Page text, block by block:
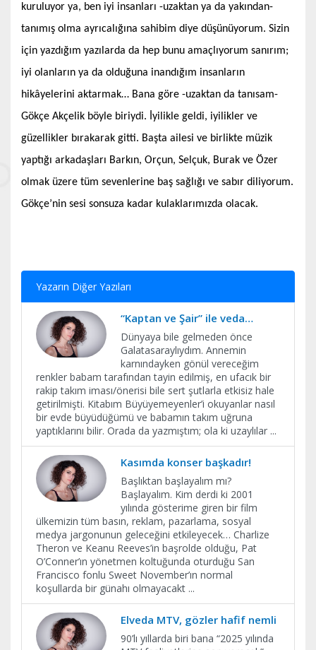
kuruluyor ya, ben iyi insanları -uzaktan ya da yakından-
tanımış olma ayrıcalığına sahibim diye düşünüyorum. Sizin
için yazdığım yazılarda da hep bunu amaçlıyorum sanırım;
iyi olanların ya da olduğuna inandığım insanların
hikâyelerini aktarmak… Bana göre -uzaktan da tanısam-
Gökçe Akçelik böyle biriydi. İyilikle geldi, iyilikler ve
güzellikler bırakarak gitti. Başta ailesi ve birlikte müzik
yaptığı arkadaşları Barkın, Orçun, Selçuk, Burak ve Özer
olmak üzere tüm sevenlerine baş sağlığı ve sabır diliyorum.
Gökçe’nin sesi sonsuza kadar kulaklarımızda olacak.
Yazarın Diğer Yazıları
“Kaptan ve Şair” ile veda…
Dünyaya bile gelmeden önce
Galatasaraylıydım. Annemin
karnındayken gönül vereceğim
renkler babam tarafından tayin edilmiş, en ufacık bir
rakip takım iması/önerisi bile sert şutlarla etkisiz hale
getirilmişti. Kitabım Büyüyemeyenler’i okuyanlar nasıl
bir evde büyüdüğümü ve babamın takım uğruna
yaptıklarını bilir. Orada da yazmıştım; ola ki uzaylılar ...
Kasımda konser başkadır!
Başlıktan başlayalım mı?
Başlayalım. Kim derdi ki 2001
yılında gösterime giren bir film
ülkemizin tüm basın, reklam, pazarlama, sosyal
medya jargonunun geleceğini etkileyecek… Charlize
Theron ve Keanu Reeves’in başrolde olduğu, Pat
O’Conner’ın yönetmen koltuğunda oturduğu San
Francisco fonlu Sweet November’ın normal
koşullarda bir günahı olmayacakt ...
Elveda MTV, gözler hafif nemli
90’lı yıllarda biri bana “2025 yılında